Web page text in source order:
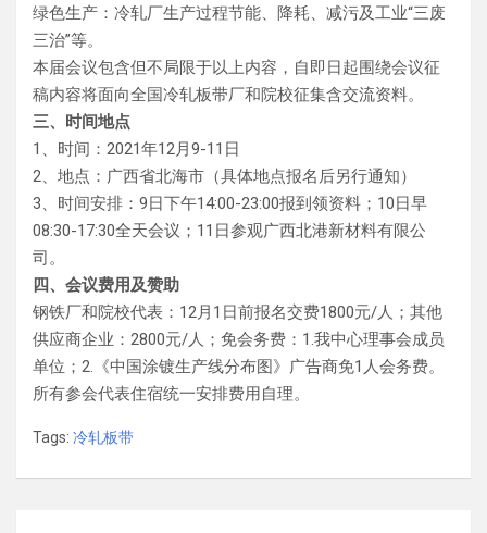
绿色生产：冷轧厂生产过程节能、降耗、减污及工业“三废
三治”等。
本届会议包含但不局限于以上内容，自即日起围绕会议征
稿内容将面向全国冷轧板带厂和院校征集含交流资料。
三、时间地点
1、时间：2021年12月9-11日
2、地点：广西省北海市（具体地点报名后另行通知）
3、时间安排：9日下午14:00-23:00报到领资料；10日早
08:30-17:30全天会议；11日参观广西北港新材料有限公
司。
四、会议费用及赞助
钢铁厂和院校代表：12月1日前报名交费1800元/人；其他
供应商企业：2800元/人；免会务费：1.我中心理事会成员
单位；2.《中国涂镀生产线分布图》广告商免1人会务费。
所有参会代表住宿统一安排费用自理。
Tags: 冷轧板带